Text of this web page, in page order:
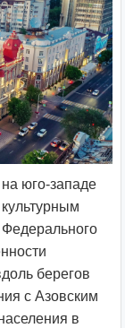
юго-западе
берегов
с Азовским
в